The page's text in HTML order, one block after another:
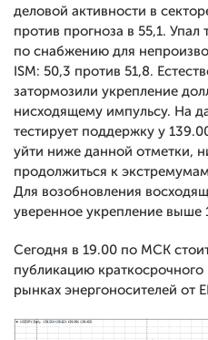
деловой активности в
против прогноза в 55,1.
по снабжению для
ISM: 50,3 против 51,8.
затормозили укрепление
нисходящему импульсу. На
тестирует поддержку у
уйти ниже данной отметки,
продолжиться к
Для возобновления
уверенное укрепление выше
Сегодня в 19.00 по МСК
публикацию
рынках энергоносителей от